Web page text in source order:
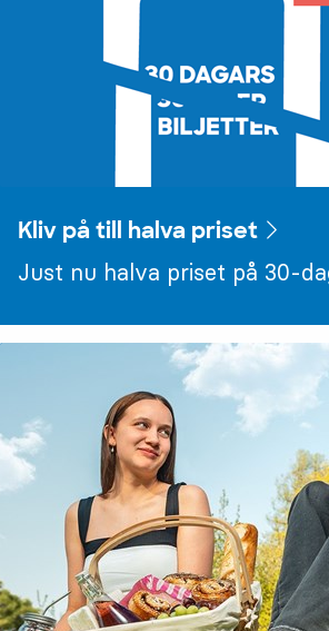
Kliv på till halva priset
Just nu halva priset på 30-